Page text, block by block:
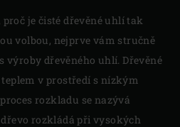
je čisté dřevěné uhlí tak
volbou, nejprve vám stručně
výroby dřevěného uhlí. Dřevěné
v prostředí s nízkým
rozkladu se nazývá
rozkládá při vysokých